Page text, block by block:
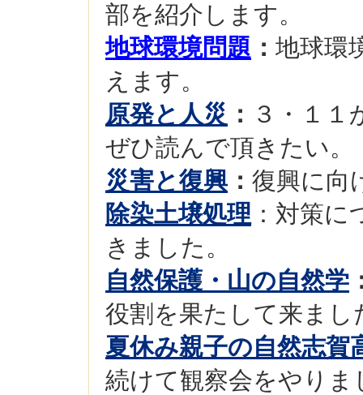
部を紹介します。
地球環境問題 ： 地球環
えます。
原発と人災 ： ３・１１
ぜひ読んで頂きたい。
災害と復興 ： 復興に向
除染土壌処理 ：対策
きました。
自然保護・山の自然学
役割を果たして来まし
夏休み親子の自然志賀
続けて観察会をやりま